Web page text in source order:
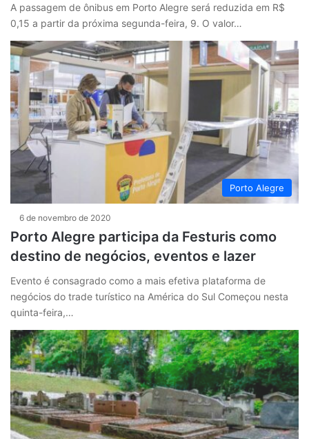
A passagem de ônibus em Porto Alegre será reduzida em R$
0,15 a partir da próxima segunda-feira, 9. O valor…
Porto Alegre
6 de novembro de 2020
Porto Alegre participa da Festuris como
destino de negócios, eventos e lazer
Evento é consagrado como a mais efetiva plataforma de
negócios do trade turístico na América do Sul Começou nesta
quinta-feira,…